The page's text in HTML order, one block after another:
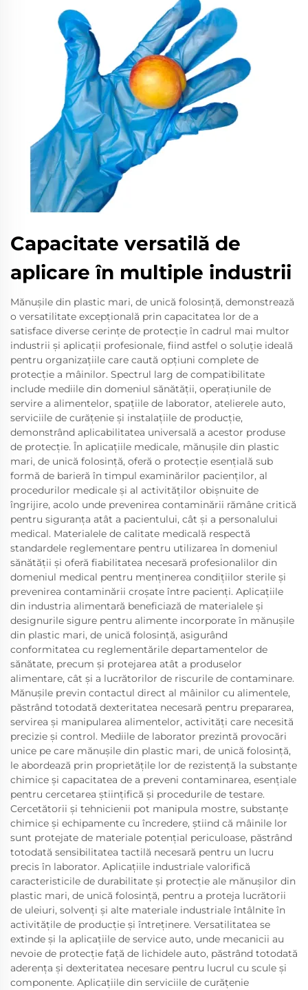
Capacitate versatilă de
aplicare în multiple industrii
Mănușile din plastic mari, de unică folosință, demonstrează
o versatilitate excepțională prin capacitatea lor de a
satisface diverse cerințe de protecție în cadrul mai multor
industrii și aplicații profesionale, fiind astfel o soluție ideală
pentru organizațiile care caută opțiuni complete de
protecție a mâinilor. Spectrul larg de compatibilitate
include mediile din domeniul sănătății, operațiunile de
servire a alimentelor, spațiile de laborator, atelierele auto,
serviciile de curățenie și instalațiile de producție,
demonstrând aplicabilitatea universală a acestor produse
de protecție. În aplicațiile medicale, mănușile din plastic
mari, de unică folosință, oferă o protecție esențială sub
formă de barieră în timpul examinărilor pacienților, al
procedurilor medicale și al activităților obișnuite de
îngrijire, acolo unde prevenirea contaminării rămâne critică
pentru siguranța atât a pacientului, cât și a personalului
medical. Materialele de calitate medicală respectă
standardele reglementare pentru utilizarea în domeniul
sănătății și oferă fiabilitatea necesară profesionalilor din
domeniul medical pentru menținerea condițiilor sterile și
prevenirea contaminării croșate între pacienți. Aplicațiile
din industria alimentară beneficiază de materialele și
designurile sigure pentru alimente incorporate în mănușile
din plastic mari, de unică folosință, asigurând
conformitatea cu reglementările departamentelor de
sănătate, precum și protejarea atât a produselor
alimentare, cât și a lucrătorilor de riscurile de contaminare.
Mănușile previn contactul direct al mâinilor cu alimentele,
păstrând totodată dexteritatea necesară pentru prepararea,
servirea și manipularea alimentelor, activități care necesită
precizie și control. Mediile de laborator prezintă provocări
unice pe care mănușile din plastic mari, de unică folosință,
le abordează prin proprietățile lor de rezistență la substanțe
chimice și capacitatea de a preveni contaminarea, esențiale
pentru cercetarea științifică și procedurile de testare.
Cercetătorii și tehnicienii pot manipula mostre, substanțe
chimice și echipamente cu încredere, știind că mâinile lor
sunt protejate de materiale potențial periculoase, păstrând
totodată sensibilitatea tactilă necesară pentru un lucru
precis în laborator. Aplicațiile industriale valorifică
caracteristicile de durabilitate și protecție ale mănușilor din
plastic mari, de unică folosință, pentru a proteja lucrătorii
de uleiuri, solvenți și alte materiale industriale întâlnite în
activitățile de producție și întreținere. Versatilitatea se
extinde și la aplicațiile de service auto, unde mecanicii au
nevoie de protecție față de lichidele auto, păstrând totodată
aderența și dexteritatea necesare pentru lucrul cu scule și
componente. Aplicațiile din serviciile de curățenie